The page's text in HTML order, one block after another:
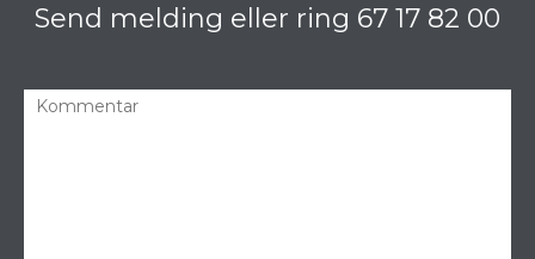
Send melding eller ring 67 17 82 00